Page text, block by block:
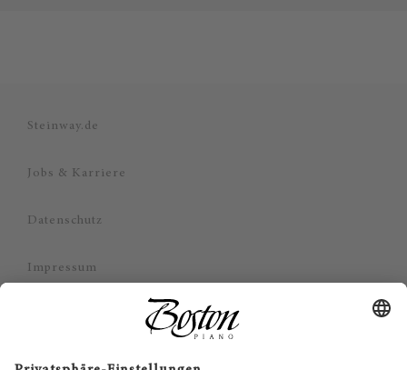
Steinway.de
Jobs & Karriere
Datenschutz
Impressum
Haftungsausschluss
Cookie Zustimmung